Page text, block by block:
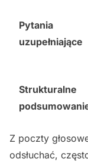
Pytania
uzupełniające
Strukturalne
Z poczty
odsłuchać,